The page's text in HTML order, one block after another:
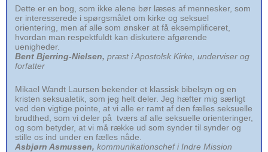
Dette er en bog, som ikke alene bør læses af mennesker, som
er interesserede i spørgsmålet om kirke og seksuel
orientering, men af alle som ønsker at få eksemplificeret,
hvordan man respektfuldt kan diskutere afgørende
uenigheder.
Bent Bjerring-Nielsen, præst i Apostolsk Kirke, underviser og
forfatter
Mikael Wandt Laursen bekender et klassisk bibelsyn og en
kristen seksualetik, som jeg helt deler. Jeg hæfter mig særligt
ved den vigtige pointe, at vi alle er ramt af den fælles seksuelle
brudthed, som vi deler på tværs af alle seksuelle orienteringer,
og som betyder, at vi må række ud som synder til synder og
stille os ind under en fælles nåde.
Asbjørn Asmussen, kommunikationschef i Indre Mission